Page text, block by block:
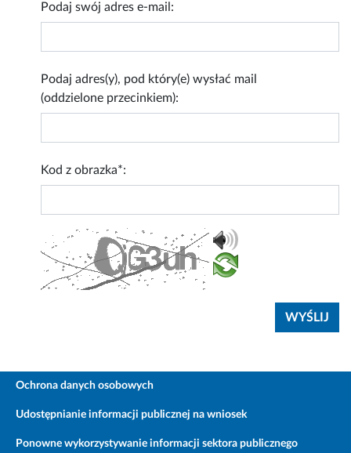
Podaj swój adres e-mail:
Podaj adres(y), pod który(e) wysłać mail
(oddzielone przecinkiem):
Kod z obrazka*:
Ochrona danych osobowych
Udostępnianie informacji publicznej na wniosek
Ponowne wykorzystywanie informacji sektora publicznego